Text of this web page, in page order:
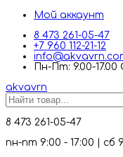
Мой аккаунт
8 473 261-05-47
+7 960 112-21-12
Пн-Пт: 9.00-17.00
akvavrn
8 473 261-05-47
пн-пт 9:00 - 17:00 | сб